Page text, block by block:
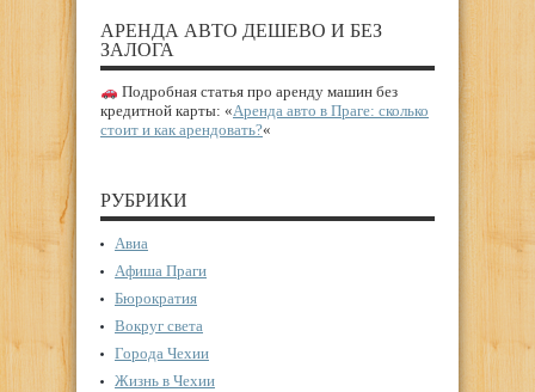
АРЕНДА АВТО ДЕШЕВО И БЕЗ
ЗАЛОГА
Подробная статья про аренду машин без
кредитной карты: «Аренда авто в Праге: сколько
стоит и как арендовать?«
РУБРИКИ
Авиа
Афиша Праги
Бюрократия
Вокруг света
Города Чехии
Жизнь в Чехии